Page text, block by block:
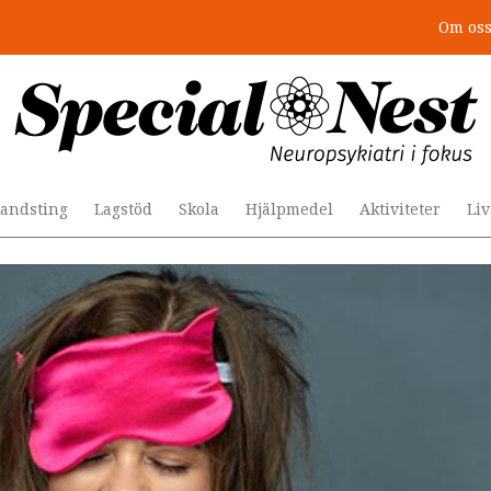
Om oss
Lagstöd Skola Hjälpmedel Aktiviteter
togs stödet bort”